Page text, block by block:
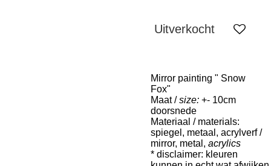
Uitverkocht
Mirror painting " Snow
Fox"
Maat /size: +- 10cm
doorsnede
Materiaal / materials:
spiegel, metaal, acrylverf /
mirror, metal, acrylics
* disclaimer: kleuren